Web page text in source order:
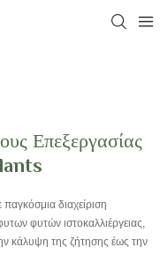
Επεξεργασίας
διαχείριση
φυτών ιστοκαλλιέργειας,
κάλυψη της ζήτησης έως την